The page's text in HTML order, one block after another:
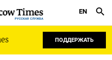
РУССКАЯ СЛУЖБА
EN
ПОДДЕРЖАТЬ